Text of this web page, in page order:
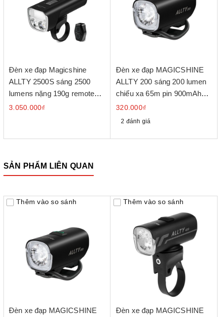
Đèn xe đạp Magicshine
ALLTY 2500S sáng 2500
lumens nặng 190g remote
không dây
3.050.000₫
Đèn xe đạp MAGICSHINE
ALLTY 200 sáng 200 lumen
chiếu xa 65m pin 900mAh
cổng sạc USB-C
320.000₫
2 đánh giá
SẢN PHẨM LIÊN QUAN
Thêm vào so sánh
Đèn xe đạp MAGICSHINE
Thêm vào so sánh
Đèn xe đạp MAGICSHINE